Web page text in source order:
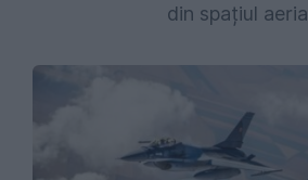
din spațiul